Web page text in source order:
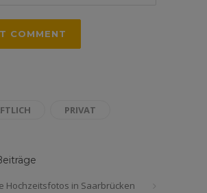
PRIVAT
Hochzeitsfotos in Saarbrücken